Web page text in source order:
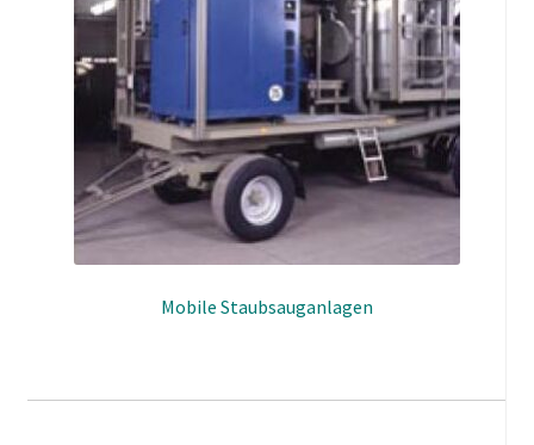
Mobile Staubsauganlagen